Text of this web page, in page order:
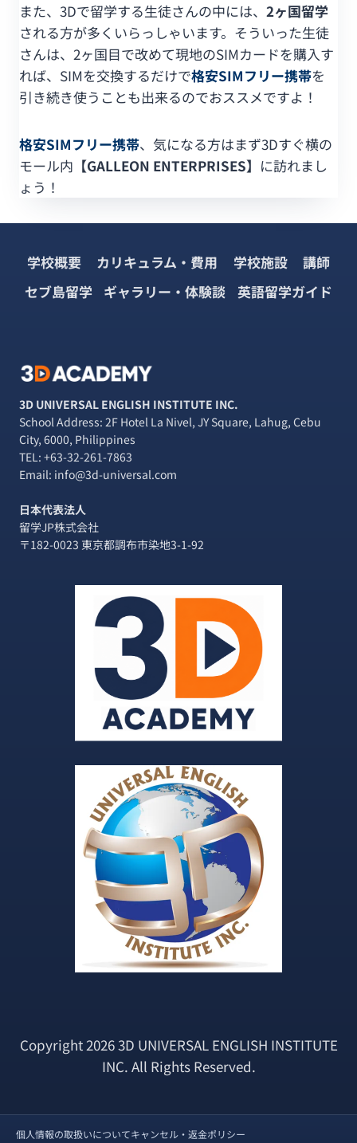
また、3Dで留学する生徒さんの中には、 2ヶ国留学
される方が多くいらっしゃいます。そういった生徒
さんは、2ヶ国目で改めて現地のSIMカードを購入す
れば、SIMを交換するだけで格安SIMフリー携帯を
引き続き使うことも出来るのでおススメですよ！
格安SIMフリー携帯、気になる方はまず3Dすぐ横の
モール内 【GALLEON ENTERPRISES】 に訪れまし
ょう！
学校概要 カリキュラム・費用 学校施設
講師
セブ島留学 ギャラリー・体験談 英語留学ガイド
3D UNIVERSAL ENGLISH INSTITUTE INC.
School Address: 2F Hotel La Nivel, JY Square, Lahug, Cebu
City, 6000, Philippines
TEL: +63-32-261-7863
Email: info@3d-universal.com
日本代表法人
留学JP株式会社
〒182-0023 東京都調布市染地3-1-92
Copyright 2026 3D UNIVERSAL ENGLISH INSTITUTE
INC. All Rights Reserved.
個人情報の取扱いについてキャンセル・返金ポリシー